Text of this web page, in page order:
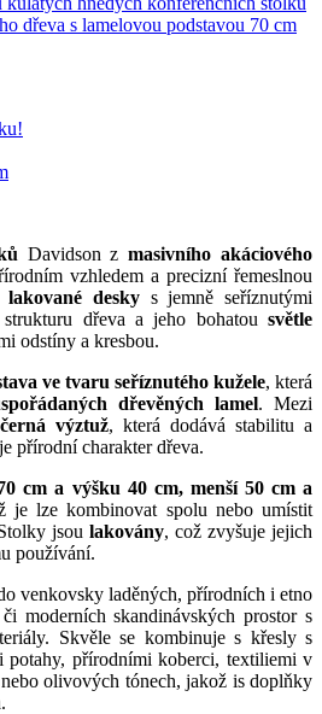
Davidson zmasivního akáciového
vzhledem a precizní řemeslnou
lakované deskys jemně seříznutými
dřeva a jeho bohatou světle
odstíny a kresbou.
ve tvaru seříznutého kužele, která
dřevěných lamel. Mezi
výztuž, která dodává stabilitu a
přírodní charakter dřeva.
cm a výšku 40 cm, menší 50 cm a
je lze kombinovat spolu nebo umístit
jsou lakovány, což zvyšuje jejich
používání.
venkovsky laděných, přírodních i etno
moderních skandinávských prostor s
Skvěle se kombinuje s křesly s
potahy, přírodními koberci, textiliemi v
olivových tónech, jakož is doplňky